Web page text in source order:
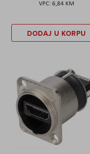
6,84 KM
DODAJ U KORPU